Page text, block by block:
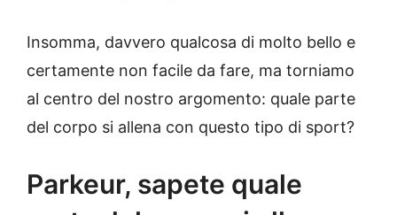
Insomma, davvero qualcosa di molto bello e
certamente non facile da fare, ma torniamo
al centro del nostro argomento: quale parte
del corpo si allena con questo tipo di sport?
Parkeur, sapete quale